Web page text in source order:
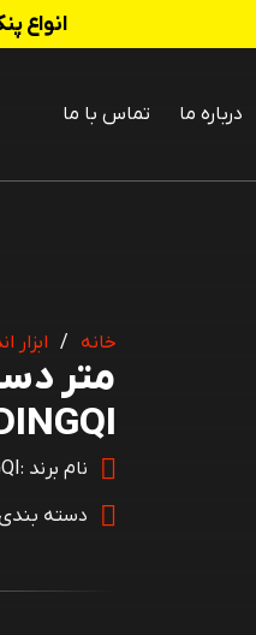
انواع
درباره ما تماس با ما
خانه / ابزار
نام برند :
دسته